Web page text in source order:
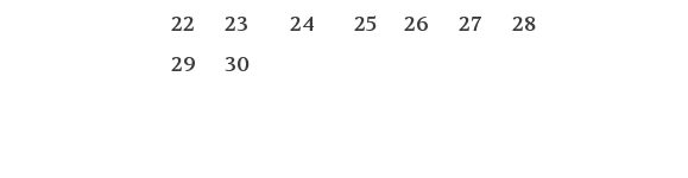
22
23 24 25 26 27
28
29
30